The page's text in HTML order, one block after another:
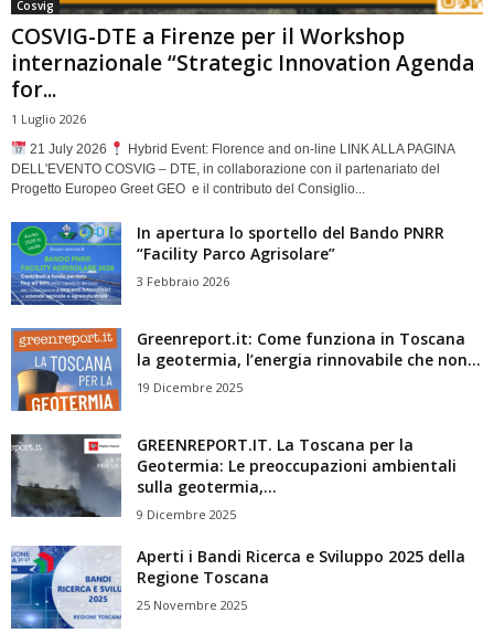
Cosvig
COSVIG-DTE a Firenze per il Workshop
internazionale “Strategic Innovation Agenda
for...
1 Luglio 2026
21 July 2026
Hybrid Event: Florence and on-line LINK ALLA PAGINA
DELL'EVENTO COSVIG – DTE, in collaborazione con il partenariato del
Progetto Europeo Greet GEO e il contributo del Consiglio...
In apertura lo sportello del Bando PNRR
“Facility Parco Agrisolare”
3 Febbraio 2026
Greenreport.it: Come funziona in Toscana
la geotermia, l’energia rinnovabile che non...
19 Dicembre 2025
GREENREPORT.IT. La Toscana per la
Geotermia: Le preoccupazioni ambientali
sulla geotermia,...
9 Dicembre 2025
Aperti i Bandi Ricerca e Sviluppo 2025 della
Regione Toscana
25 Novembre 2025